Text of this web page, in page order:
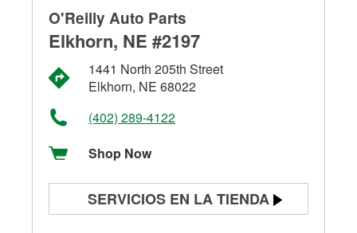
O'Reilly Auto Parts
Elkhorn, NE #2197
1441 North 205th Street
Elkhorn, NE 68022
(402) 289-4122
Shop Now
SERVICIOS EN LA TIENDA